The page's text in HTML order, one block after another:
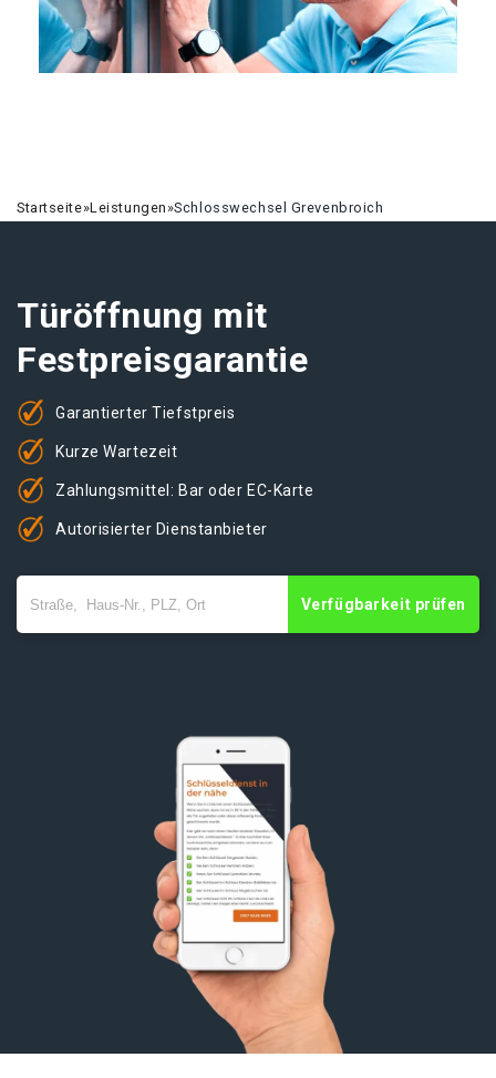
Startseite»Leistungen»Schlosswechsel Grevenbroich
Türöffnung mit
Festpreisgarantie
Garantierter Tiefstpreis
Kurze Wartezeit
Zahlungsmittel: Bar oder EC-Karte
Autorisierter Dienstanbieter
Verfügbarkeit prüfen